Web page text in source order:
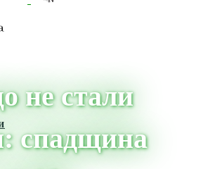
не стали
спадщина